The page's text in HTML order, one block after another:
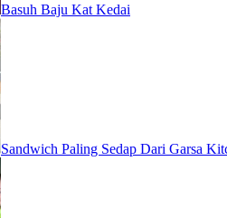
Basuh Baju Kat Kedai
Sandwich Paling Sedap Dari Garsa